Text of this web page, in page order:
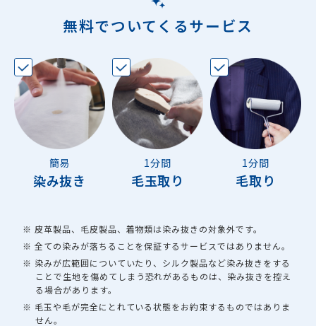
無料でついてくるサービス
簡易
染み抜き
1分間
毛玉取り
1分間
毛取り
※ 皮革製品、毛皮製品、着物類は染み抜きの対象外です。
※ 全ての染みが落ちることを保証するサービスではありません。
※ 染みが広範囲についていたり、シルク製品など染み抜きをする
ことで生地を傷めてしまう恐れがあるものは、染み抜きを控え
る場合があります。
※ 毛玉や毛が完全にとれている状態をお約束するものではありま
せん。